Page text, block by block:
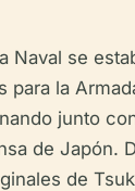
Naval se
para la
junto
de Japón.
de